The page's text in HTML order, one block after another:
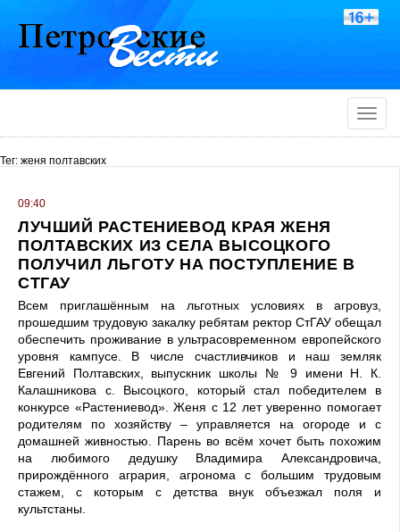
Toggle
Тег: женя полтавских
09:40
ЛУЧШИЙ РАСТЕНИЕВОД КРАЯ ЖЕНЯ
ПОЛТАВСКИХ ИЗ СЕЛА ВЫСОЦКОГО
ПОЛУЧИЛ ЛЬГОТУ НА ПОСТУПЛЕНИЕ В
СТГАУ
Всем приглашённым на льготных условиях в агровуз,
прошедшим трудовую закалку ребятам ректор СтГАУ обещал
обеспечить проживание в ультрасовременном европейского
уровня кампусе. В числе счастливчиков и наш земляк
Евгений Полтавских, выпускник школы № 9 имени Н. К.
Калашникова с. Высоцкого, который стал победителем в
конкурсе «Растениевод». Женя с 12 лет уверенно помогает
родителям по хозяйству – управляется на огороде и с
домашней живностью. Парень во всём хочет быть похожим
на любимого дедушку Владимира Александровича,
прирождённого агрария, агронома с большим трудовым
стажем, с которым с детства внук объезжал поля и
культстаны.